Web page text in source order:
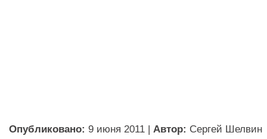
Опубликовано: 9 июня 2011 | Автор: Сергей Шелвин